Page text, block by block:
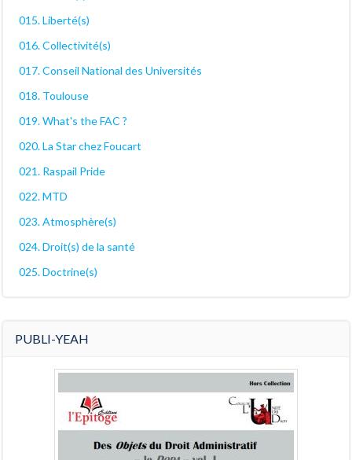
015. Liberté(s)
016. Collectivité(s)
017. Conseil National des Universités
018. Toulouse
019. What's the FAC ?
020. La Star chez Foucart
021. Raspail Pride
022. MTD
023. Atmosphère(s)
024. Droit(s) de la santé
025. Doctrine(s)
PUBLI-YEAH